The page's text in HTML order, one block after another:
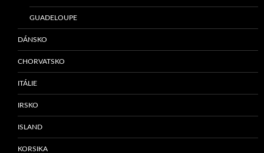
GUADELOUPE
DÁNSKO
CHORVATSKO
ITÁLIE
IRSKO
ISLAND
KORSIKA